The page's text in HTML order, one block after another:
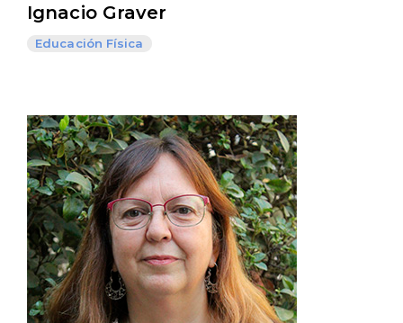
Ignacio Graver
Educación Física